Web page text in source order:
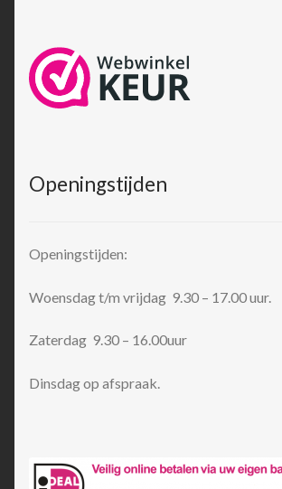
Openingstijden
Openingstijden:
Woensdag t/m vrijdag 9.30 – 17.00 uur.
Zaterdag 9.30 – 16.00uur
Dinsdag op afspraak.